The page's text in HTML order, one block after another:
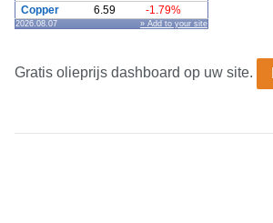
Copper
6.59 -1.79%
2026.08.07 » Add to your site
Gratis olieprijs dashboard op uw site.